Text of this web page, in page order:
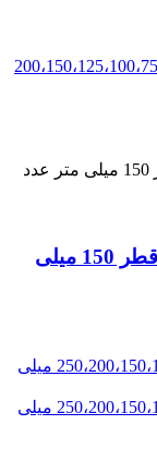
چرخ پلی آمید نارنجی پایه مشکی ثابت قطر 150 میلی